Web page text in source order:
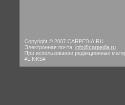
Copyright © 2007 CARPEDIA.RU
Электронная почта: info@carpedia.ru
При использовании редакционных
#LINKS#